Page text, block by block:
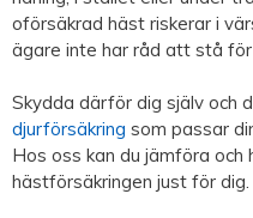
oförsäkrad häst riskerar i
ägare inte har råd att stå för
Skydda därför dig själv och
djurförsäkring som passar
Hos oss kan du jämföra
hästförsäkringen just för dig.